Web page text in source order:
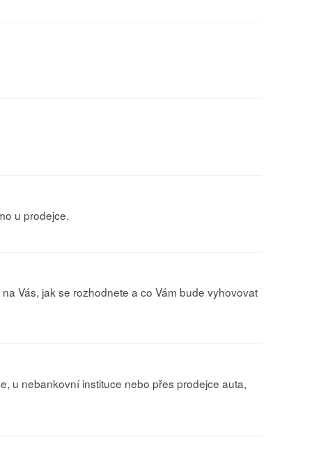
u prodejce.
Vás, jak se rozhodnete a co Vám bude vyhovovat
u nebankovní instituce nebo přes prodejce auta,